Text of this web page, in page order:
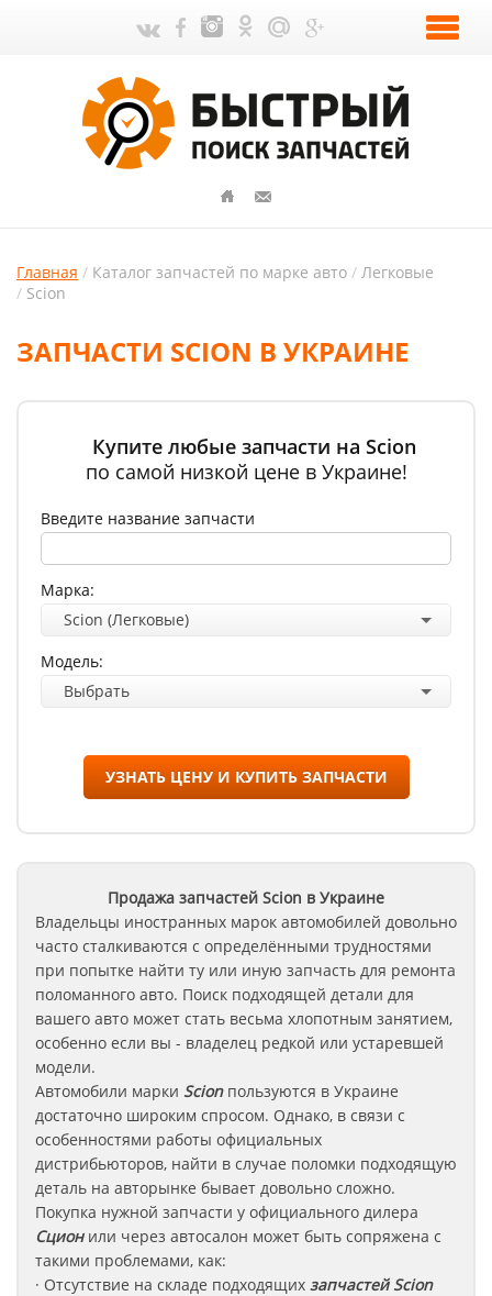
Главная Каталог запчастей по марке авто
Легковые
Scion
ЗАПЧАСТИ SCION В УКРАИНЕ
Купите любые запчасти на Scion
по самой низкой цене в Украине!
Введите название запчасти
Марка:
Scion (Легковые)
Модель:
Выбрать
УЗНАТЬ ЦЕНУ И КУПИТЬ ЗАПЧАСТИ
Продажа запчастей Scion в Украине
Владельцы иностранных марок автомобилей довольно
часто сталкиваются с определёнными трудностями
при попытке найти ту или иную запчасть для ремонта
поломанного авто. Поиск подходящей детали для
вашего авто может стать весьма хлопотным занятием,
особенно если вы - владелец редкой или устаревшей
модели.
Автомобили марки Scionпользуются в Украине
достаточно широким спросом. Однако, в связи с
особенностями работы официальных
дистрибьюторов, найти в случае поломки подходящую
деталь на авторынке бывает довольно сложно.
Покупка нужной запчасти у официального дилера
Сционили через автосалон может быть сопряжена с
такими проблемами, как:
· Отсутствие на складе подходящих запчастей Scion